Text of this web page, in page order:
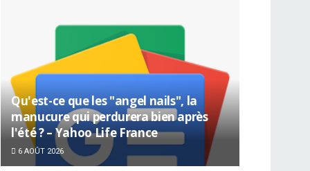
Qu'est-ce que les "angel nails", la
manucure qui perdurera bien après
l'été ? – Yahoo Life France
6 AOÛT 2026